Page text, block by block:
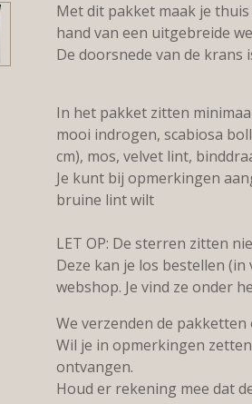
Met dit pakket maak je
hand van een uitgebreide
De doorsnede van de krans
In het pakket zitten
mooi indrogen, scabiosa
cm), mos, velvet lint,
Je kunt bij opmerkingen
bruine lint wilt
LET OP: De sterren zitten
Deze kan je los bestellen
webshop. Je vind ze onder
We verzenden de
Wil je in opmerkingen
ontvangen.
Houd er rekening mee dat